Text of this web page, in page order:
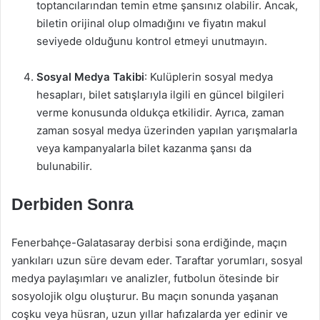
toptancılarından temin etme şansınız olabilir. Ancak,
biletin orijinal olup olmadığını ve fiyatın makul
seviyede olduğunu kontrol etmeyi unutmayın.
Sosyal Medya Takibi: Kulüplerin sosyal medya
hesapları, bilet satışlarıyla ilgili en güncel bilgileri
verme konusunda oldukça etkilidir. Ayrıca, zaman
zaman sosyal medya üzerinden yapılan yarışmalarla
veya kampanyalarla bilet kazanma şansı da
bulunabilir.
Derbiden Sonra
Fenerbahçe-Galatasaray derbisi sona erdiğinde, maçın
yankıları uzun süre devam eder. Taraftar yorumları, sosyal
medya paylaşımları ve analizler, futbolun ötesinde bir
sosyolojik olgu oluşturur. Bu maçın sonunda yaşanan
coşku veya hüsran, uzun yıllar hafızalarda yer edinir ve